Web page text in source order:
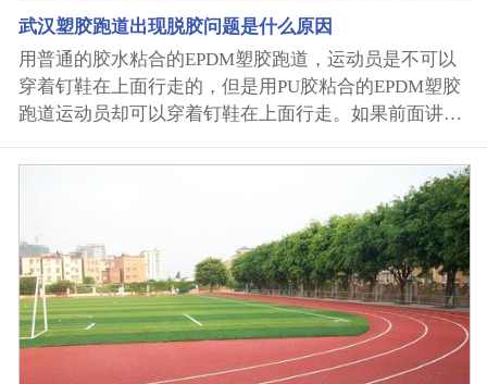
道质优价廉,深受大众好评。 如果您有武汉EPDM颗粒方
面的产品需求，欢迎来电咨询洽谈，我们将竭诚为您服
务！
武汉塑胶跑道出现脱胶问题是什么原因
用普通的胶水粘合的EPDM塑胶跑道，运动员是不可以
穿着钉鞋在上面行走的，但是用PU胶粘合的EPDM塑胶
跑道运动员却可以穿着钉鞋在上面行走。如果前面讲的
地表达出了胶水对武汉塑胶跑道到底起到什么样的作
用。 我们常常会听到人们说武汉塑胶跑道容易脱胶、表
面很脆，其实，这跟胶水有着很大的关系。有的塑胶跑
道铺设厂家的材料来源不正，铺设塑胶跑道的胶水一般
是符合国家标准的MDI体系的环保胶水，但是有些厂家
为了尽可能地降低成本，买进一些劣质胶水。 武汉塑胶
跑道材料之一胶水的配比很重要，EPDM塑胶跑道表层
是由EPDM胶粒与胶水按一定比例配比而成的，比例一